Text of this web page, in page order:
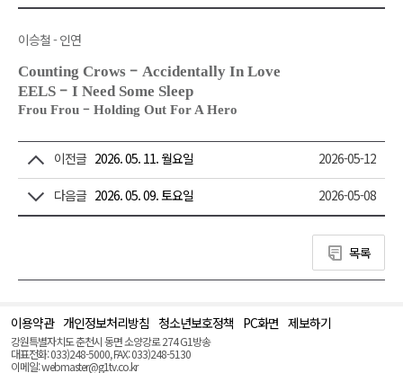
이승철 - 인연
Counting Crows – Accidentally In Love
EELS – I Need Some Sleep
Frou Frou – Holding Out For A Hero
이전글 2026. 05. 11. 월요일 2026-05-12
다음글 2026. 05. 09. 토요일 2026-05-08
목록
이용약관 개인정보처리방침 청소년보호정책 PC화면 제보하기
강원특별자치도 춘천시 동면 소양강로 274 G1방송
대표전화: 033)248-5000, FAX: 033)248-5130
이메일: webmaster@g1tv.co.kr